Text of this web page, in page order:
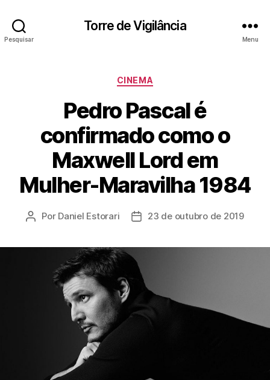
Pesquisar
Torre de Vigilância
Menu
Categorias
CINEMA
Pedro Pascal é
confirmado como o
Maxwell Lord em
Mulher-Maravilha 1984
Autor
Por Daniel Estorari
Data23 de outubro de 2019